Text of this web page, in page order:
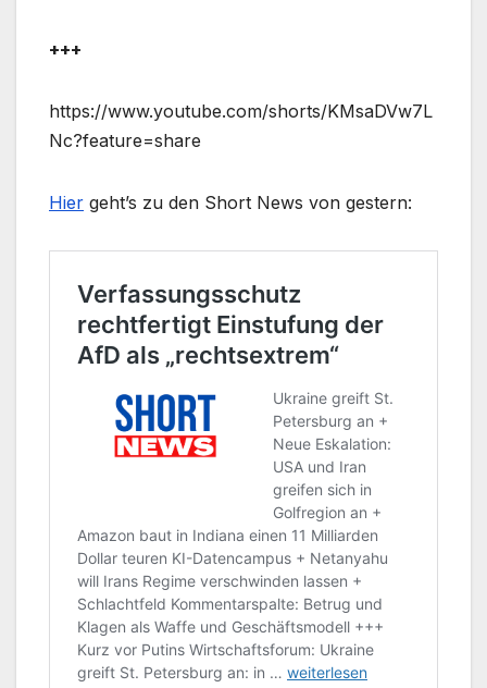
+++
https://www.youtube.com/shorts/KMsaDVw7L
Nc?feature=share
Hier geht’s zu den Short News von gestern: